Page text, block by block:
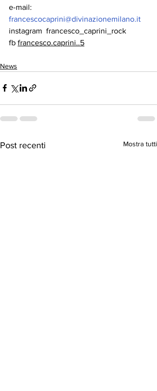
e-mail:
francescocaprini@divinazionemilano.it
instagram francesco_caprini_rock
fb francesco.caprini..5
News
Post recenti Mostra tutti